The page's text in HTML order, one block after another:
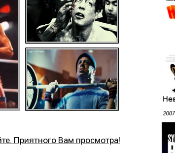
Приятного Вам просмотра!